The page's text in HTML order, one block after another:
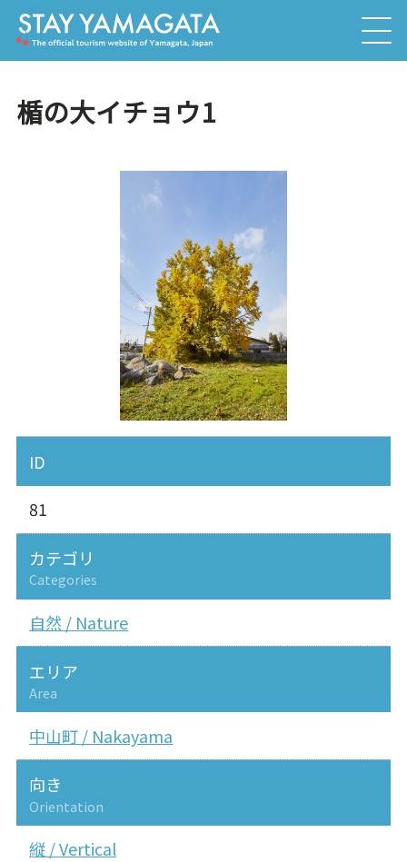
楯の大イチョウ1
ID
81
カテゴリ
Categories
自然 / Nature
エリア
Area
中山町 / Nakayama
向き
Orientation
縦 / Vertical